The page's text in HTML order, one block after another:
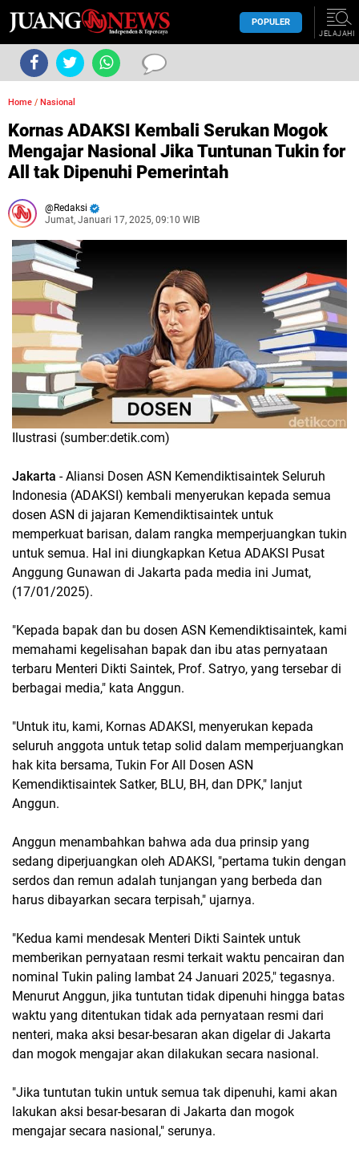
POPULER
JELAJAHI
Home / Nasional
Kornas ADAKSI Kembali Serukan Mogok
Mengajar Nasional Jika Tuntunan Tukin for
All tak Dipenuhi Pemerintah
Redaksi
Jumat, Januari 17, 2025, 09:10 WIB
Ilustrasi (sumber:detik.com)
Jakarta - Aliansi Dosen ASN Kemendiktisaintek Seluruh
Indonesia (ADAKSI) kembali menyerukan kepada semua
dosen ASN di jajaran Kemendiktisaintek untuk
memperkuat barisan, dalam rangka memperjuangkan tukin
untuk semua. Hal ini diungkapkan Ketua ADAKSI Pusat
Anggung Gunawan di Jakarta pada media ini Jumat,
(17/01/2025).
"Kepada bapak dan bu dosen ASN Kemendiktisaintek, kami
memahami kegelisahan bapak dan ibu atas pernyataan
terbaru Menteri Dikti Saintek, Prof. Satryo, yang tersebar di
berbagai media," kata Anggun.
"Untuk itu, kami, Kornas ADAKSI, menyerukan kepada
seluruh anggota untuk tetap solid dalam memperjuangkan
hak kita bersama, Tukin For All Dosen ASN
Kemendiktisaintek Satker, BLU, BH, dan DPK," lanjut
Anggun.
Anggun menambahkan bahwa ada dua prinsip yang
sedang diperjuangkan oleh ADAKSI, "pertama tukin dengan
serdos dan remun adalah tunjangan yang berbeda dan
harus dibayarkan secara terpisah," ujarnya.
"Kedua kami mendesak Menteri Dikti Saintek untuk
memberikan pernyataan resmi terkait waktu pencairan dan
nominal Tukin paling lambat 24 Januari 2025," tegasnya.
Menurut Anggun, jika tuntutan tidak dipenuhi hingga batas
waktu yang ditentukan tidak ada pernyataan resmi dari
nenteri, maka aksi besar-besaran akan digelar di Jakarta
dan mogok mengajar akan dilakukan secara nasional.
"Jika tuntutan tukin untuk semua tak dipenuhi, kami akan
lakukan aksi besar-besaran di Jakarta dan mogok
mengajar secara nasional," serunya.